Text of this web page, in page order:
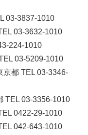
03-3837-1010
03-3632-1010
224-1010
03-5209-1010
京都 TEL 03-3346-
TEL 03-3356-1010
0422-29-1010
042-643-1010